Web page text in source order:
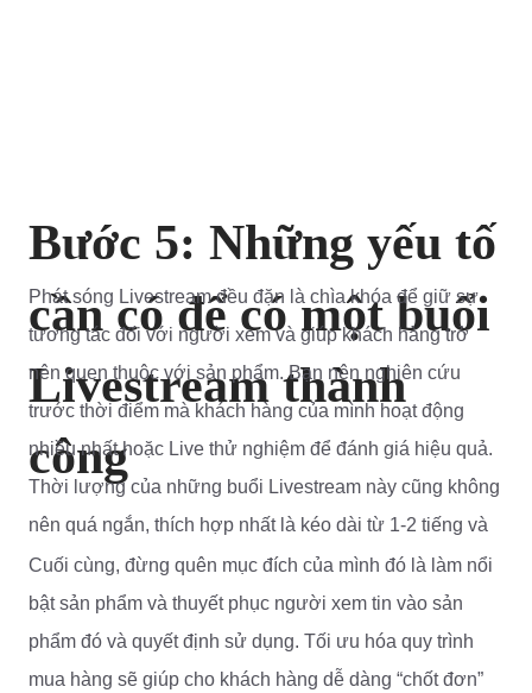
Bước 5: Những yếu tố
cần có để có một buổi
Livestream thành
công
Phát sóng Livestream đều đặn là chìa khóa để giữ sự
tương tác đối với người xem và giúp khách hàng trở
nên quen thuộc với sản phẩm. Bạn nên nghiên cứu
trước thời điểm mà khách hàng của mình hoạt động
nhiều nhất hoặc Live thử nghiệm để đánh giá hiệu quả.
Thời lượng của những buổi Livestream này cũng không
nên quá ngắn, thích hợp nhất là kéo dài từ 1-2 tiếng và
phát sóng trên một khung giờ Live cố định.
Cuối cùng, đừng quên mục đích của mình đó là làm nổi
bật sản phẩm và thuyết phục người xem tin vào sản
phẩm đó và quyết định sử dụng. Tối ưu hóa quy trình
mua hàng sẽ giúp cho khách hàng dễ dàng “chốt đơn”